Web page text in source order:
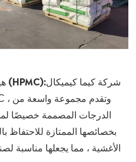
هيدروكسي بروبيل ميثيل سيلولوز (HPMC):شركة كيما كيميكال
الدرجات المصممة خصيصًا
الأغشية ، مما يجعلها مناسبة